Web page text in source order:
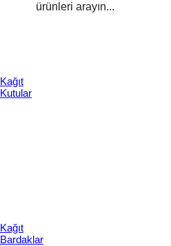
Kağıt
Kutular
Kağıt
Bardaklar
ürünleri arayın...